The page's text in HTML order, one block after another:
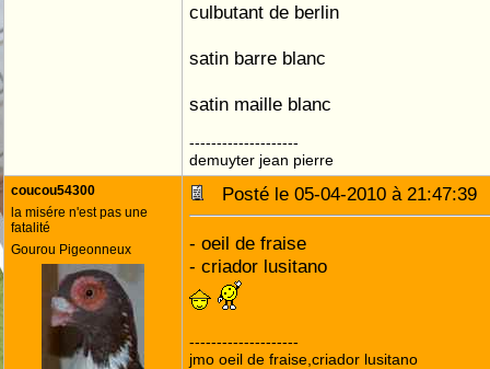
culbutant de berlin
satin barre blanc
satin maille blanc
--------------------
demuyter jean pierre
coucou54300
la misére n'est pas une
fatalité
Gourou Pigeonneux
Posté le 05-04-2010 à
- oeil de fraise
- criador lusitano
--------------------
jmo oeil de fraise,criador lusitano